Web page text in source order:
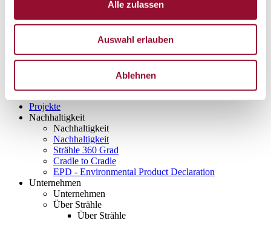
Alle zulassen
Auswahl erlauben
Ablehnen
Wandorganisation
Überströmelement
Projekte
Nachhaltigkeit
Nachhaltigkeit
Nachhaltigkeit
Strähle 360 Grad
Cradle to Cradle
EPD - Environmental Product Declaration
Unternehmen
Unternehmen
Über Strähle
Über Strähle